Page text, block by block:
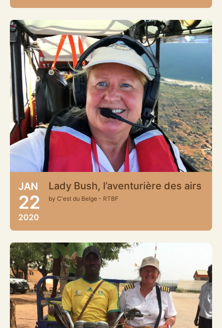
JAN
22
2020
Lady Bush, l’aventurière des airs
by C'est du Belge - RTBF